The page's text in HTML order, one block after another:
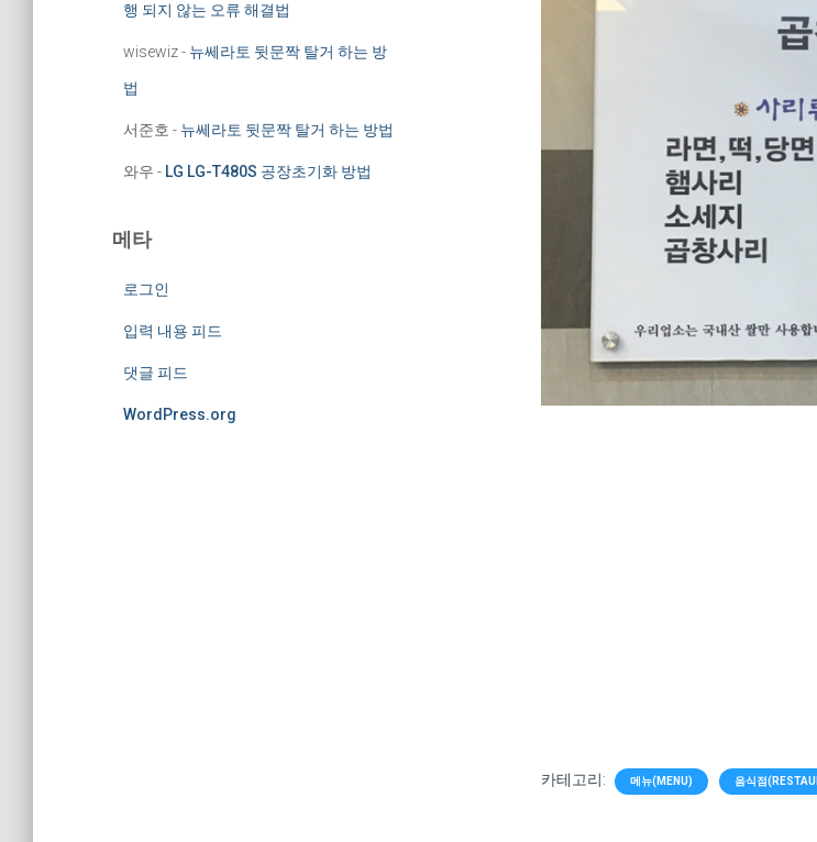
행 되지 않는 오류 해결법
wisewiz- 뉴쎄라토 뒷문짝 탈거 하는 방
법
서준호 - 뉴쎄라토 뒷문짝 탈거 하는 방법
와우 - LG LG-T480S 공장초기화 방법
메타
로그인
입력 내용 피드
댓글 피드
WordPress.org
카테고리: 메뉴(MENU) 음식점